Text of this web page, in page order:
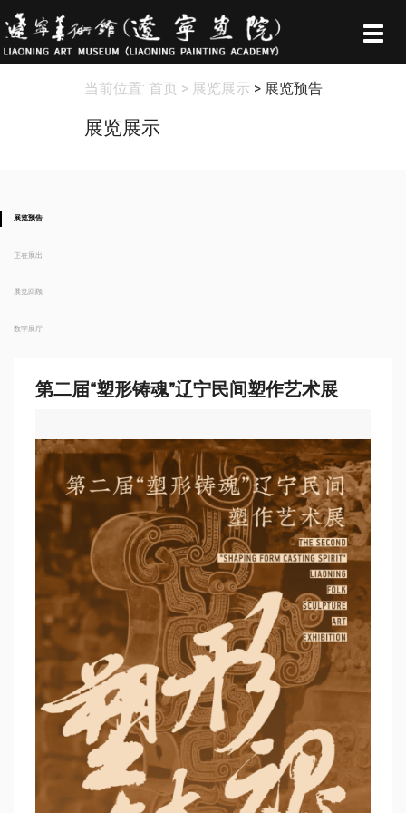
当前位置: 首页 > 展览展示 > 展览预告
展览展示
展览预告
正在展出
展览回顾
数字展厅
第二届“塑形铸魂”辽宁民间塑作艺术展